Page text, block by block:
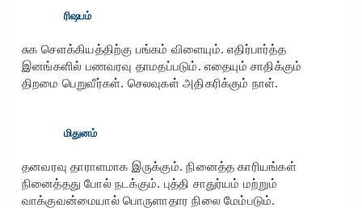
ரிஷபம்
சுக சௌக்கியத்திற்கு பங்கம் விளையும். எதிர்பார்த்த
இனங்களில் பணவரவு தாமதப்படும். எதையும் சாதிக்கும்
திறமை பெறுவீர்கள். செலவுகள் அதிகரிக்கும் நாள்.
மிதுனம்
தனவரவு தாராளமாக இருக்கும். நினைத்த காரியங்கள்
நினைத்தது போல் நடக்கும். புத்தி சாதுர்யம் மற்றும்
வாக்குவன்மையால் பொருளாதார நிலை மேம்படும்.